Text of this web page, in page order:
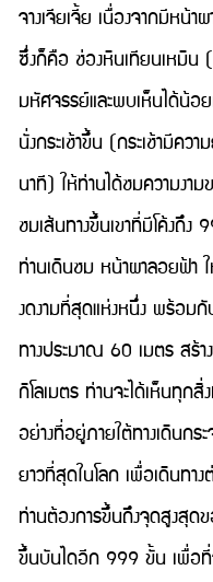
จางเจียเจี้ย เนื่องจากมีหน้
ซึ่งก็คือ ช่องหินเทียนเหมิ
มหัศจรรย์และพบเห็นได้น้อ
นั่งกระเช้าขึ้น (กระเช้ามีคว
นาที) ให้ท่านได้ชมความงา
ชมเส้นทางขึ้นเขาที่มีโค้งถึง
ท่านเดินชม หน้าผาลอยฟ้า
งดงามที่สุดแห่งหนึ่ง พร้อมกั
ทางประมาณ 60 เมตร สร้า
กิโลเมตร ท่านจะได้เห็นทุกสิ่
อย่างที่อยู่ภายใต้ทางเดินก
ยาวที่สุดในโลก เพื่อเดินทา
ท่านต้องการขึ้นถึงจุดสูงสุด
ขึ้นบันไดอีก 999 ขั้น เพื่อที่จ